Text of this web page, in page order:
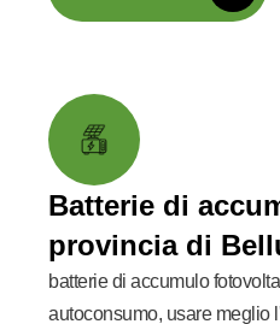
Batterie di
provincia di
batterie di accumulo
autoconsumo, usare meglio